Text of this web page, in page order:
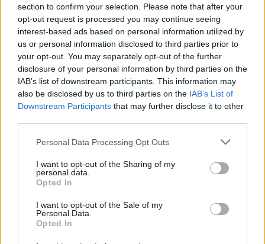
section to confirm your selection. Please note that after your
opt-out request is processed you may continue seeing
interest-based ads based on personal information utilized by
us or personal information disclosed to third parties prior to
your opt-out. You may separately opt-out of the further
disclosure of your personal information by third parties on the
IAB’s list of downstream participants. This information may
also be disclosed by us to third parties on the IAB’s List of
Downstream Participants that may further disclose it to other
Personal Data Processing Opt Outs
I want to opt-out of the Sharing of my
personal data.
Opted In
I want to opt-out of the Sale of my
Personal Data.
Opted In
Castelo Branco: “Bienal Internacional de Artes e Ofícios”
promete afirmar artesanato, património e inovação como
“motores de desenvolvimento económico e cultural” do
município português
Covilhã: Especialista aponta investimento estrangeiro e
valorização imobiliária como motores do crescimento da
Rio de Janeiro: Governo do Estado propõe parceria com a
exterior”